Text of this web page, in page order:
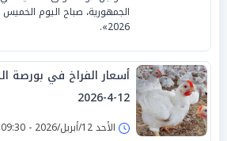
2026».
أسعار الفراخ في بورصة
12-4-2026
الأحد 12/أبريل/2026 - 09:30 ص